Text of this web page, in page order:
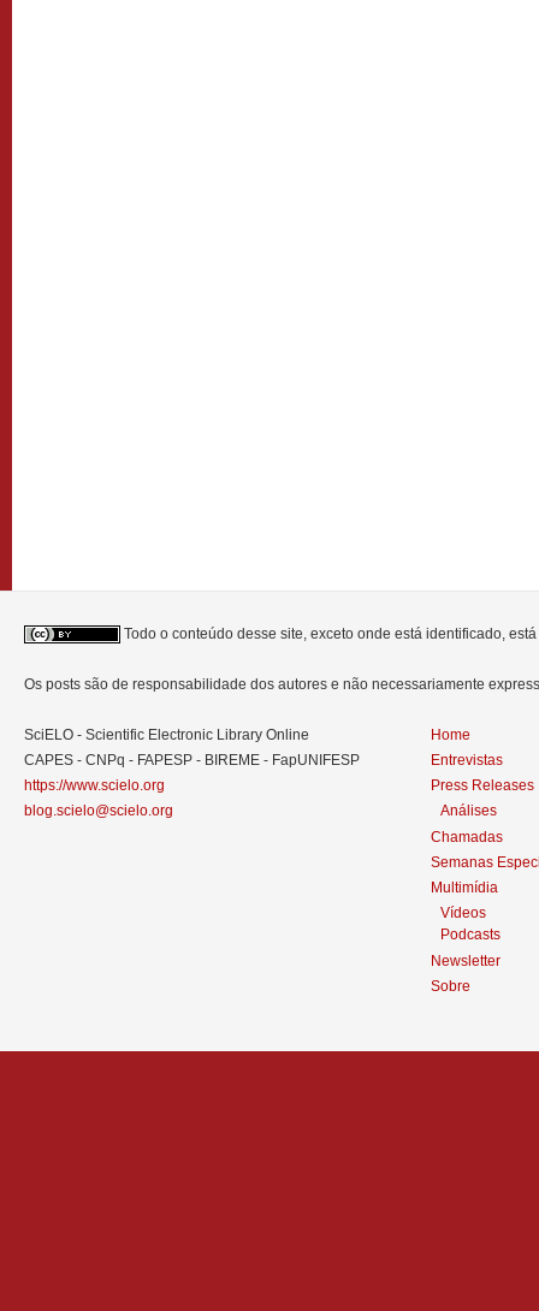
Todo o conteúdo desse site, exceto onde está identificado,
Os posts são de responsabilidade dos autores e não necessariamente
SciELO - Scientific Electronic Library Online
CAPES - CNPq - FAPESP - BIREME - FapUNIFESP
https://www.scielo.org
blog.scielo@scielo.org
Home
Entrevistas
Press Releases
Análises
Chamadas
Semanas
Multimídia
Vídeos
Podcasts
Newsletter
Sobre